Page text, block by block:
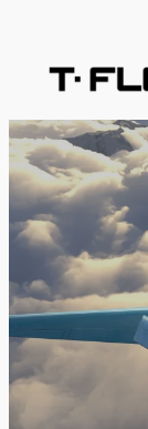
садржај